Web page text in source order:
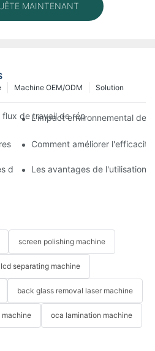
MAINTENANT
Solution
Machine OEM/ODM
flux de travail de réparation mobile
L'impact environnemental
pour votre machine de réparation
Comment améliorer
de réparation de téléphones pour
Les avantages de l'utilisation
screen polishing machine
lcd separating machine
back glass removal laser machine
machine oca lamination machine